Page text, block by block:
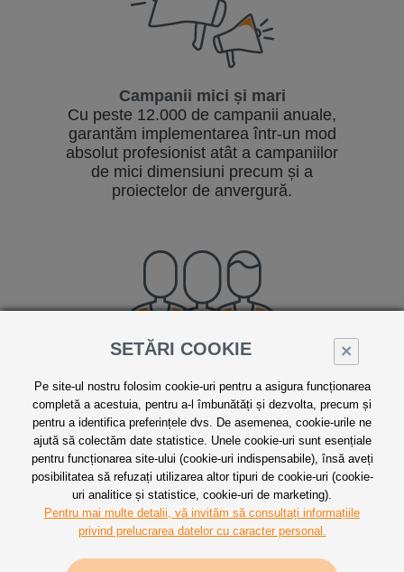
Campanii mici și mari
Cu peste 12.000 de campanii anuale,
garantăm implementarea într-un mod
absolut profesionist atât a campaniilor
de mici dimensiuni precum și a
proiectelor de anvergură.
Echipa profesionista
Ne bazăm pe experința și
profesionalismul colegilor cehi, prezenți
pe piață încă din anul 1998.
×
SETĂRI COOKIE
Pe site-ul nostru folosim cookie-uri pentru a asigura funcționarea
completă a acestuia, pentru a-l îmbunătăți și dezvolta, precum și
pentru a identifica preferințele dvs. De asemenea, cookie-urile ne
ajută să colectăm date statistice. Unele cookie-uri sunt esențiale
pentru funcționarea site-ului (cookie-uri indispensabile), însă aveți
posibilitatea să refuzați utilizarea altor tipuri de cookie-uri (cookie-
uri analitice și statistice, cookie-uri de marketing).
Pentru mai multe detalii, vă invităm să consultați informațiile
privind prelucrarea datelor cu caracter personal.